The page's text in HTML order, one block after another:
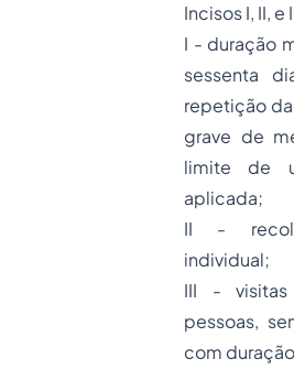
Incisos I, II,
I - duração
sessenta
repetição
grave de
limite de
aplicada;
II -
individual;
III - visitas
pessoas,
com